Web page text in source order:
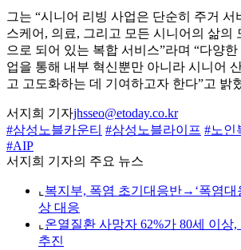
그는 “시니어 리빙 사업은 단순히 주거 서
스케어, 의료, 그리고 모든 시니어의 삶의
으로 되어 있는 복합 서비스”라며 “다양
업을 통해 내부 혁신뿐만 아니라 시니어
고 고도화하는 데 기여하고자 한다”고 밝
서지희 기자jhsseo@etoday.co.kr
#삼성노블카운티 #삼성노블라이프 #노인
#AIP
서지희 기자의 주요 뉴스
⌞ 복지부, 폭염 초기대응반→‘폭염대
상 대응
⌞ 온열질환 사망자 62%가 80세 이상
추진